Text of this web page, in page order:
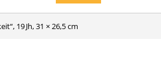
19 Jh, 31 × 26,5 cm